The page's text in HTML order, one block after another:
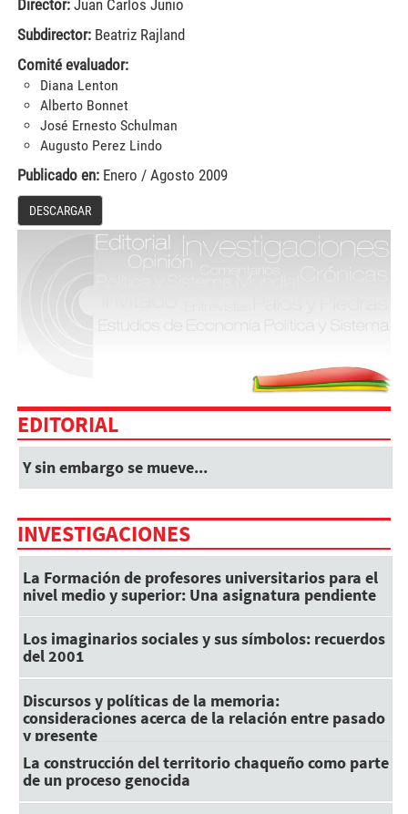
Director: Juan Carlos Junio
Subdirector: Beatriz Rajland
Comité evaluador:
Diana Lenton
Alberto Bonnet
José Ernesto Schulman
Augusto Perez Lindo
Publicado en: Enero / Agosto 2009
DESCARGAR
EDITORIAL
Y sin embargo se mueve...
INVESTIGACIONES
La Formación de profesores universitarios para el
nivel medio y superior: Una asignatura pendiente
Los imaginarios sociales y sus símbolos: recuerdos
del 2001
Discursos y políticas de la memoria:
consideraciones acerca de la relación entre pasado
y presente
La construcción del territorio chaqueño como parte
de un proceso genocida